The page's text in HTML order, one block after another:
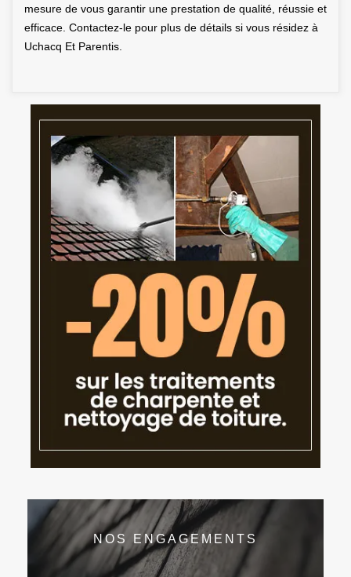
mesure de vous garantir une prestation de qualité, réussie et
efficace. Contactez-le pour plus de détails si vous résidez à
Uchacq Et Parentis.
NOS ENGAGEMENTS